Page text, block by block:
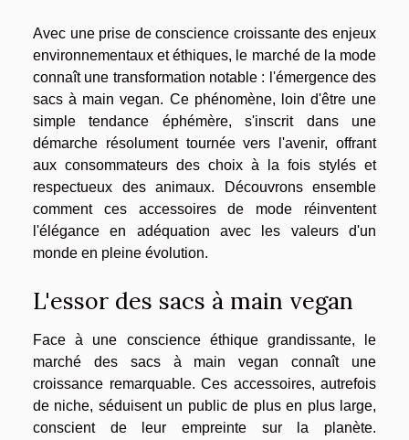
Avec une prise de conscience croissante des enjeux
environnementaux et éthiques, le marché de la mode
connaît une transformation notable : l'émergence des
sacs à main vegan. Ce phénomène, loin d'être une
simple tendance éphémère, s'inscrit dans une
démarche résolument tournée vers l'avenir, offrant
aux consommateurs des choix à la fois stylés et
respectueux des animaux. Découvrons ensemble
comment ces accessoires de mode réinventent
l'élégance en adéquation avec les valeurs d'un
monde en pleine évolution.
L'essor des sacs à main vegan
Face à une conscience éthique grandissante, le
marché des sacs à main vegan connaît une
croissance remarquable. Ces accessoires, autrefois
de niche, séduisent un public de plus en plus large,
conscient de leur empreinte sur la planète.